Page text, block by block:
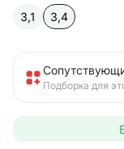
3,1 3,4
Подборка для